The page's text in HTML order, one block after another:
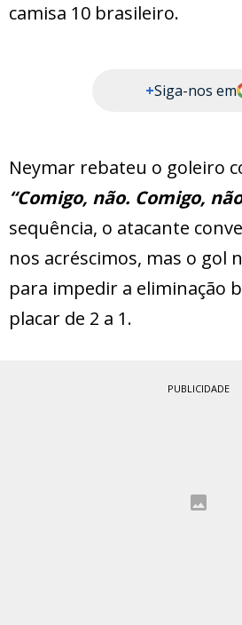
camisa 10 brasileiro.
+Siga-nos em
Neymar rebateu o goleiro
“Comigo, não. Comigo,
sequência, o atacante
nos acréscimos, mas o gol
para impedir a eliminação
placar de 2 a 1.
PUBLICIDADE